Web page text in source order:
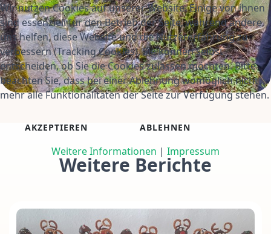
Weitere Berichte
Wir nutzen Cookies auf unserer Website. Einige von ihnen
sind essenziell für den Betrieb der Seite, während andere
uns helfen, diese Website und die Nutzererfahrung zu
verbessern (Tracking Cookies). Sie können selbst
entscheiden, ob Sie die Cookies zulassen möchten. Bitte
beachten Sie, dass bei einer Ablehnung womöglich nicht
mehr alle Funktionalitäten der Seite zur Verfügung stehen.
AKZEPTIEREN ABLEHNEN
Weitere Informationen | Impressum